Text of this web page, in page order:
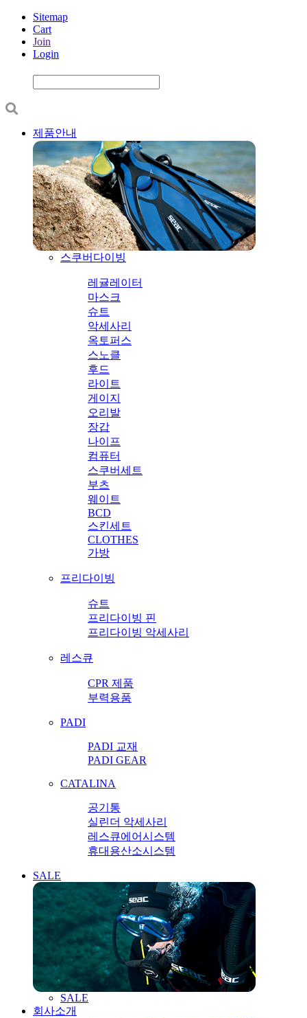
Sitemap
Cart
Join
Login
제품안내
스쿠버다이빙
레귤레이터
마스크
슈트
악세사리
옥토퍼스
스노클
후드
라이트
게이지
오리발
장갑
나이프
컴퓨터
스쿠버세트
부츠
웨이트
BCD
스킨세트
CLOTHES
가방
프리다이빙
슈트
프리다이빙 핀
프리다이빙 악세사리
레스큐
CPR 제품
부력용품
PADI
PADI 교재
PADI GEAR
CATALINA
공기통
실린더 악세사리
레스큐에어시스템
휴대용산소시스템
SALE
SALE
회사소개